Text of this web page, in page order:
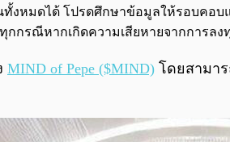
งหมดได้ โปรดศึกษาข้อมูลให้รอบคอบ
กรณีหากเกิดความเสียหายจากการล
MIND of Pepe ($MIND) โดยสามา